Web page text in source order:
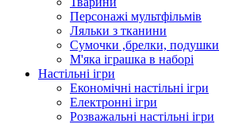
Персонажі мультфільмів
Ляльки з тканини
Сумочки ,брелки, подушки
М'яка іграшка в наборі
Настільні ігри
Економічні настільні ігри
Електронні ігри
Розважальні настільні ігри